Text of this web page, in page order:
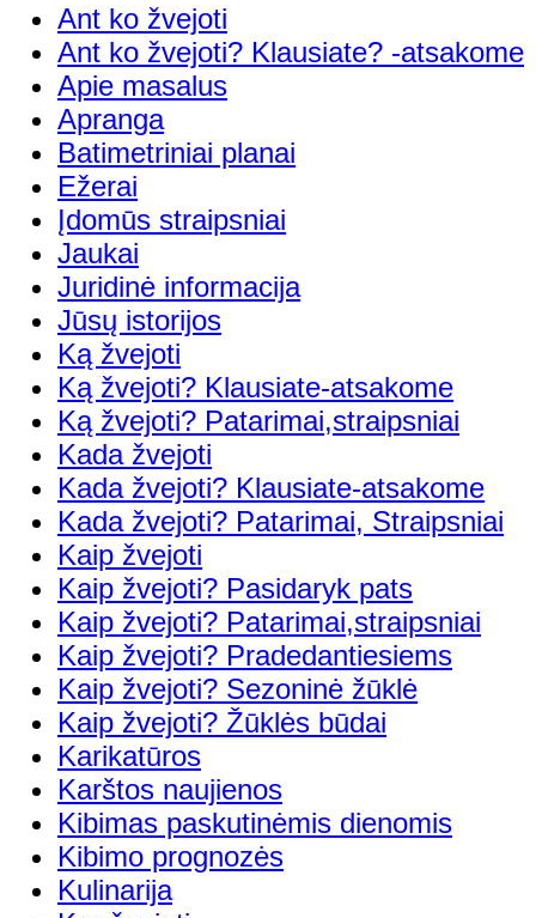
Ant ko žvejoti
Ant ko žvejoti? Klausiate? -atsakome
Apie masalus
Apranga
Batimetriniai planai
Ežerai
Įdomūs straipsniai
Jaukai
Juridinė informacija
Jūsų istorijos
Ką žvejoti
Ką žvejoti? Klausiate-atsakome
Ką žvejoti? Patarimai,straipsniai
Kada žvejoti
Kada žvejoti? Klausiate-atsakome
Kada žvejoti? Patarimai, Straipsniai
Kaip žvejoti
Kaip žvejoti? Pasidaryk pats
Kaip žvejoti? Patarimai,straipsniai
Kaip žvejoti? Pradedantiesiems
Kaip žvejoti? Sezoninė žūklė
Kaip žvejoti? Žūklės būdai
Karikatūros
Karštos naujienos
Kibimas paskutinėmis dienomis
Kibimo prognozės
Kulinarija